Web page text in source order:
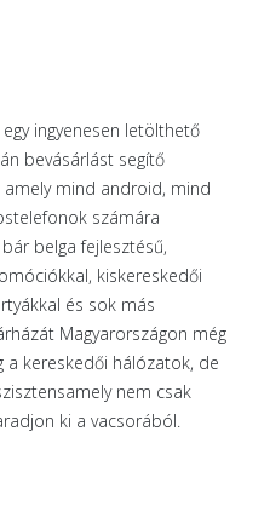
egy ingyenesen letölthető
bevásárlást segítő
amely mind android, mind
számára
belga fejlesztésű,
kiskereskedői
és sok más
Magyarországon még
a kereskedői hálózatok, de
nem csak
ki a vacsorából.